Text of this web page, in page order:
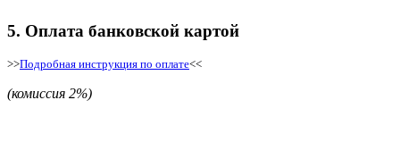
5. Оплата банковской картой
>>Подробная инструкция по оплате<<
(комиссия 2%)